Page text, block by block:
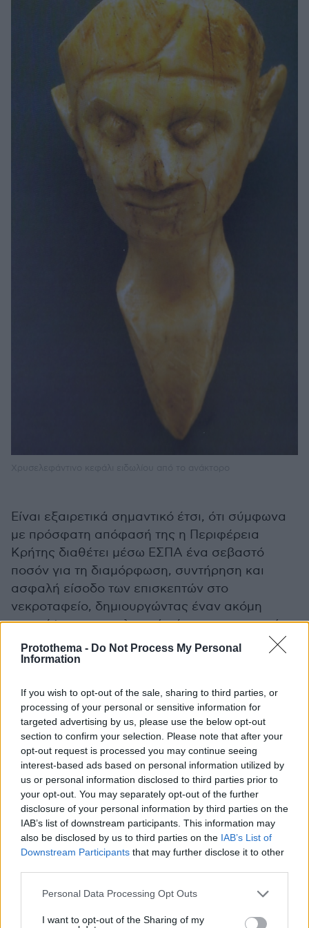
Protothema - Do Not Process My Personal
Information
If you wish to opt-out of the sale, sharing to third parties, or
processing of your personal or sensitive information for
targeted advertising by us, please use the below opt-out
section to confirm your selection. Please note that after your
opt-out request is processed you may continue seeing
interest-based ads based on personal information utilized by
us or personal information disclosed to third parties prior to
your opt-out. You may separately opt-out of the further
disclosure of your personal information by third parties on the
IAB’s list of downstream participants. This information may
also be disclosed by us to third parties on the IAB’s List of
Downstream Participants that may further disclose it to other
Please note that this website/app uses one or more Google
not limited to your visit or usage behaviour. You may click to
Personal Data Processing Opt Outs
I want to opt-out of the Sharing of my
Είναι εξαιρετικά σημαντικό έτσι, ότι σύμφωνα
με πρόσφατη απόφασή της η Περιφέρεια
Κρήτης διαθέτει μέσω ΕΣΠΑ ένα σεβαστό
ποσόν για τη διαμόρφωση, συντήρηση και
ασφαλή είσοδο των επισκεπτών στο
νεκροταφείο, δημιουργώντας έναν ακόμη
επισκέψιμο αρχαιολογικό χώρο στην περιοχή.
Ας σημειωθεί ότι οι Αρχάνες έχουν γίνει
παγκοσμίως γνωστές από τις επιστημονικές
Σακελλαράκη στον ελληνικό και διεθνή
Τύπο, ταινίες (ZDF, National Geographic κ.ά.)
τόσο για το ανάκτορο και το νεκροταφείο στο
Φουρνί όσο και για τον ναό της
ανθρωποθυσίας στη θέση Ανεμόσπηλια. Η
ανασκαφή στις Αρχάνες τελεί υπό την αιγίδα
της Αρχαιολογικής Εταιρείας.